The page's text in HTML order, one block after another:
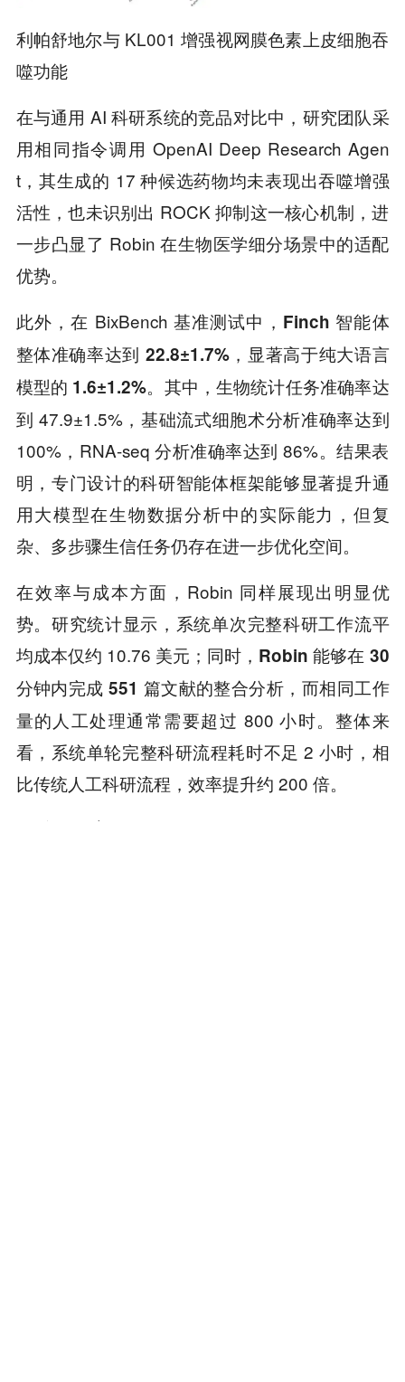
利帕舒地尔与 KL001 增强视网膜色素上皮细胞吞
噬功能
在与通用 AI 科研系统的竞品对比中，研究团队采
用相同指令调用 OpenAI Deep Research Agen
t，其生成的 17 种候选药物均未表现出吞噬增强
活性，也未识别出 ROCK 抑制这一核心机制，进
一步凸显了 Robin 在生物医学细分场景中的适配
优势。
此外，在 BixBench 基准测试中， Finch 智能体
整体准确率达到 22.8±1.7%，显著高于纯大语言
模型的 1.6±1.2%。 其中，生物统计任务准确率达
到 47.9±1.5%，基础流式细胞术分析准确率达到
100%，RNA-seq 分析准确率达到 86%。结果表
明，专门设计的科研智能体框架能够显著提升通
用大模型在生物数据分析中的实际能力，但复
杂、多步骤生信任务仍存在进一步优化空间。
在效率与成本方面，Robin 同样展现出明显优
势。研究统计显示，系统单次完整科研工作流平
均成本仅约 10.76 美元；同时， Robin 能够在 30
分钟内完成 551 篇文献的整合分析， 而相同工作
量的人工处理通常需要超过 800 小时。整体来
看，系统单轮完整科研流程耗时不足 2 小时，相
比传统人工科研流程，效率提升约 200 倍。
写在最后